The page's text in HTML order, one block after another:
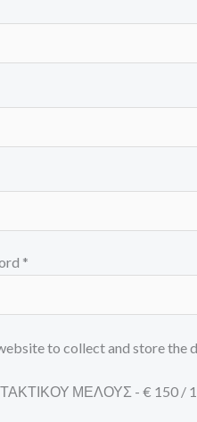
*
to collect and store the
ΜΕΛΟΥΣ - € 150 /